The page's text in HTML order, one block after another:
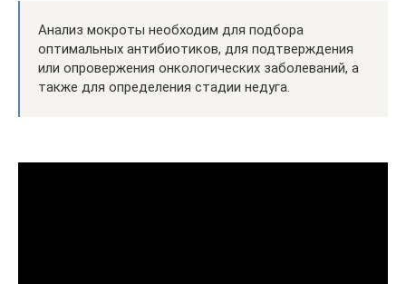
Анализ мокроты необходим для подбора
оптимальных антибиотиков, для подтверждения
или опровержения онкологических заболеваний, а
также для определения стадии недуга.